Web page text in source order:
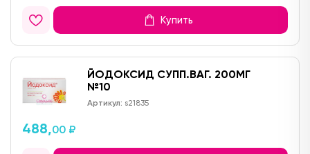
Купить
ЙОДОКСИД СУПП.ВАГ. 200МГ
№10
Артикул: s21835
488,00 ₽